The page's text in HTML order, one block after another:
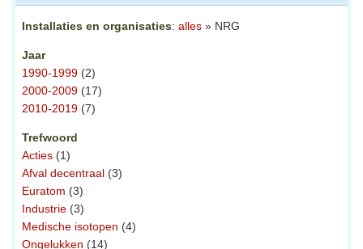
Installaties en organisaties: alles » NRG
Jaar
1990-1999 (2)
2000-2009 (17)
2010-2019 (7)
Trefwoord
Acties (1)
Afval decentraal (3)
Euratom (3)
Industrie (3)
Medische isotopen (4)
Ongelukken (14)